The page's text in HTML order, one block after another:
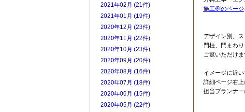
施工例のページ
デザイン別、ス
門柱、門まわ
ご覧いただけま
イメージに近い
詳細ページ右
担当プランナー
2021年02月 (21件)
2021年01月 (19件)
2020年12月 (23件)
2020年11月 (22件)
2020年10月 (23件)
2020年09月 (20件)
2020年08月 (16件)
2020年07月 (18件)
2020年06月 (15件)
2020年05月 (22件)